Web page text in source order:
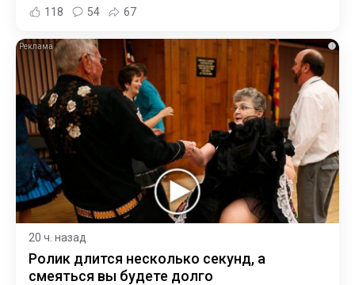
118 54 67
i
20 ч. назад
Ролик длится несколько секунд, а
смеяться вы будете долго